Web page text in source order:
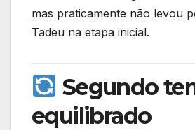
mas praticamente não levou
Tadeu na etapa inicial.
Segundo
equilibrado